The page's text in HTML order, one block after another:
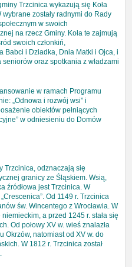
Trzcinica wykazują się Koła
zostały radnymi do Rady
w swoich
na rzecz Gminy. Koła te zajmują
swoich członkiń,
Babci i Dziadka, Dnia Matki i Ojca, i
oraz spotkania z władzami
w ramach Programu
„Odnowa i rozwój wsi” i
obiektów pełniących
w odniesieniu do Domów
Trzcinica, odznaczają się
granicy ze Śląskiem. Wsią,
źródłowa jest Trzcinica. W
Od 1149 r. Trzcinica
św. Wincentego z Wrocławia. W
a przed 1245 r. stała się
Od połowy XV w. wieś znalazła
Okrzów, natomiast od XV w. do
W 1812 r. Trzcinica został